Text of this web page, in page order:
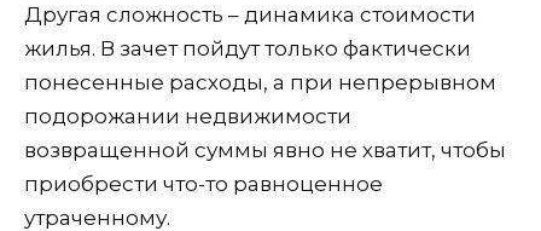
Другая сложность – динамика стоимости
жилья. В зачет пойдут только фактически
понесенные расходы, а при непрерывном
подорожании недвижимости
возвращенной суммы явно не хватит, чтобы
приобрести что-то равноценное
утраченному.